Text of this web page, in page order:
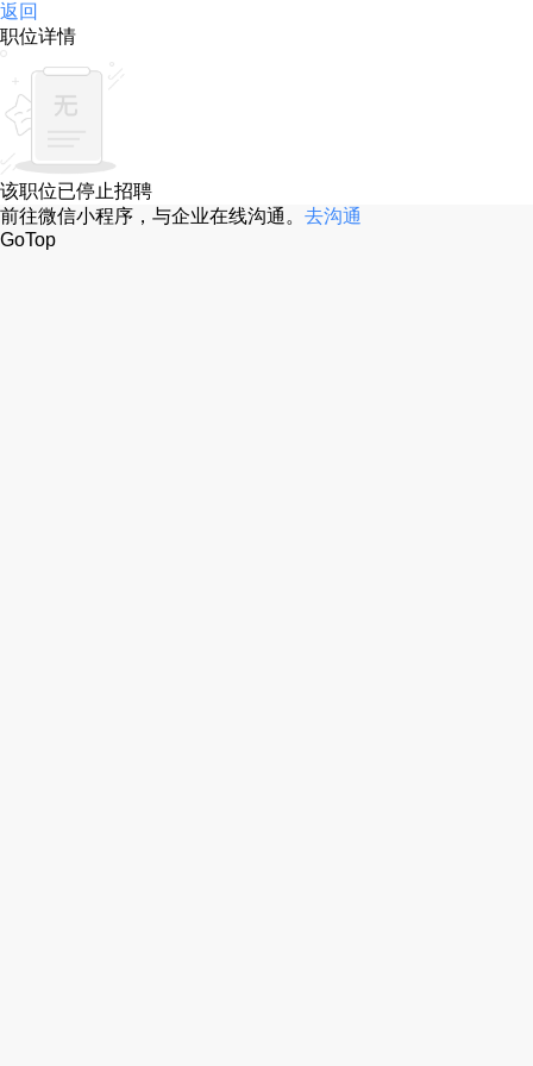
返回
职位详情
该职位已停止招聘
前往微信小程序，与企业在线沟通。 去沟通
GoTop